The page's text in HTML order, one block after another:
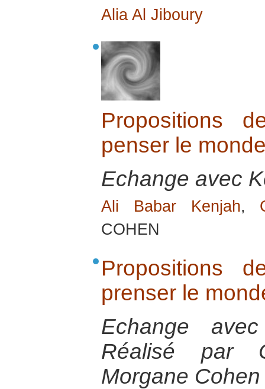
Alia Al Jiboury
Propositions
penser le
Echange avec
Ali Babar Kenjah,
COHEN
Propositions
prenser le
Echange
Réalisé par
Morgane Cohen